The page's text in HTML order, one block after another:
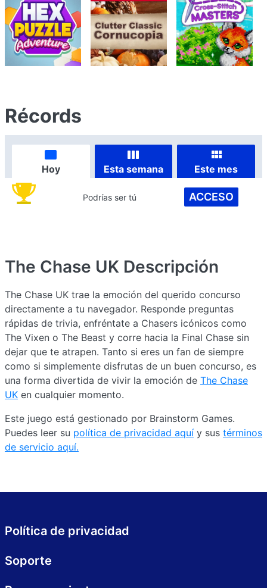
Récords
Hoy Esta semana Este mes
Podrías ser tú ACCESO
The Chase UK Descripción
The Chase UK trae la emoción del querido concurso
directamente a tu navegador. Responde preguntas
rápidas de trivia, enfréntate a Chasers icónicos como
The Vixen o The Beast y corre hacia la Final Chase sin
dejar que te atrapen. Tanto si eres un fan de siempre
como si simplemente disfrutas de un buen concurso, es
una forma divertida de vivir la emoción de The Chase
UK en cualquier momento.
Este juego está gestionado por Brainstorm Games.
Puedes leer su política de privacidad aquí y sus términos
de servicio aquí.
Política de privacidad
Soporte